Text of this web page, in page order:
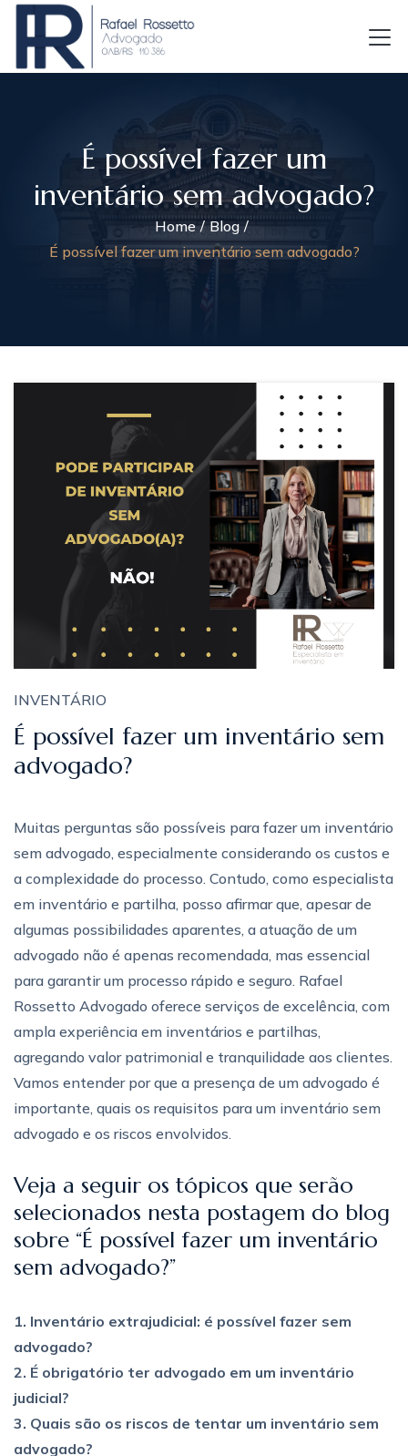
É possível fazer um
inventário sem advogado?
Home
Blog
É possível fazer um inventário sem advogado?
INVENTÁRIO
É possível fazer um inventário sem
advogado?
Muitas perguntas são possíveis para fazer um inventário
sem advogado, especialmente considerando os custos e
a complexidade do processo. Contudo, como especialista
em inventário e partilha, posso afirmar que, apesar de
algumas possibilidades aparentes, a atuação de um
advogado não é apenas recomendada, mas essencial
para garantir um processo rápido e seguro. Rafael
Rossetto Advogado oferece serviços de excelência, com
ampla experiência em inventários e partilhas,
agregando valor patrimonial e tranquilidade aos clientes.
Vamos entender por que a presença de um advogado é
importante, quais os requisitos para um inventário sem
advogado e os riscos envolvidos.
Veja a seguir os tópicos que serão
selecionados nesta postagem do blog
sobre “É possível fazer um inventário
sem advogado?”
1. Inventário extrajudicial: é possível fazer sem
advogado?
2. É obrigatório ter advogado em um inventário
judicial?
3. Quais são os riscos de tentar um inventário sem
advogado?